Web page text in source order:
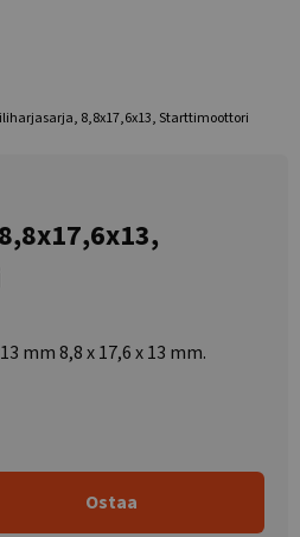
8,8x17,6x13, Starttimoottori
mm 8,8 x 17,6 x 13 mm.
Ostaa